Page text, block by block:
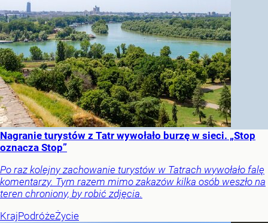
Nagranie turystów z Tatr wywołało burzę w sieci. „Stop
oznacza Stop”
Po raz kolejny zachowanie turystów w Tatrach wywołało falę
komentarzy. Tym razem mimo zakazów kilka osób weszło na
teren chroniony, by robić zdjęcia.
KrajPodróżeŻycie